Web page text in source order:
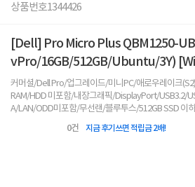
상품번호1344426
[Dell] Pro Micro Plus QBM1250-
vPro/16GB/512GB/Ubuntu/3Y)
커머셜/Dell Pro/업그레이드/미니PC/애로우레이크
RAM/HDD 미포함/내장그래픽/DisplayPort/USB3.2/
A/LAN/ODD미포함/무선랜/블루투스/512GB SSD 이
0건 지금 후기쓰면 적립금 2배!